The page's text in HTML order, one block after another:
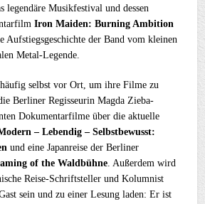
legendäre Musikfestival und dessen
Iron Maiden: Burning Ambition
Aufstiegsgeschichte der Band vom kleinen
Metal-Legende.
selbst vor Ort, um ihre Filme zu
Berliner Regisseurin Magda Zieba-
Dokumentarfilme über die aktuelle
– Lebendig – Selbstbewusst:
und eine Japanreise der Berliner
of the Waldbühne. Außerdem wird
Reise-Schriftsteller und Kolumnist
sein und zu einer Lesung laden: Er ist